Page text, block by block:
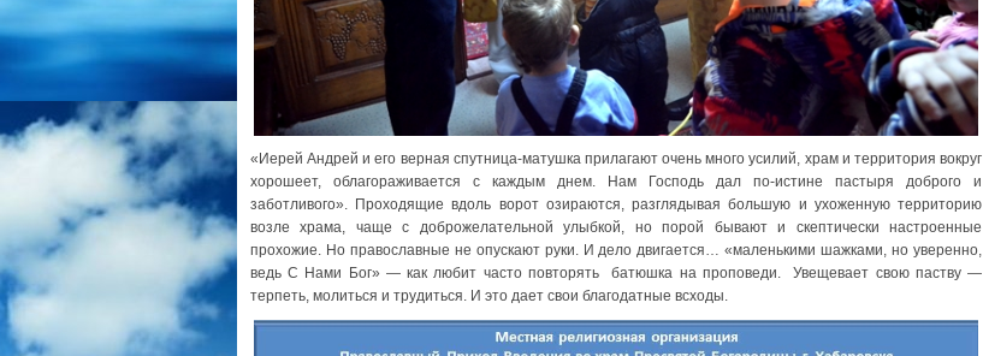
«Иерей Андрей и его верная спутница-матушка прилагают очень много усилий, храм и территория вокруг
хорошеет, облагораживается с каждым днем. Нам Господь дал по-истине пастыря доброго и
заботливого». Проходящие вдоль ворот озираются, разглядывая большую и ухоженную территорию
возле храма, чаще с доброжелательной улыбкой, но порой бывают и скептически настроенные
прохожие. Но православные не опускают руки. И дело двигается… «маленькими шажками, но уверенно,
ведь С Нами Бог» — как любит часто повторять батюшка на проповеди. Увещевает свою паству —
терпеть, молиться и трудиться. И это дает свои благодатные всходы.